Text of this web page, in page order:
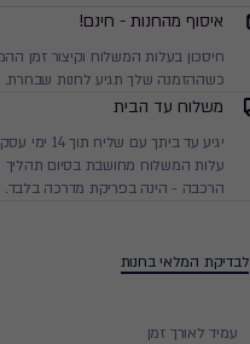
איסוף מהחנות - חינם!
חיסכון בעלות המשלוח וקיצור זמן
כשההזמנה שלך תגיע לחנות שבחרת.
משלוח עד הבית
יגיע עד
עלות המשלוח מחושבת בסיום תהליך
הרכבה - הינה בפריקת מדרכה בלבד.
לבדיקת המלאי בחנות
עמיד לאורך זמן